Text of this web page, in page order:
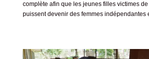
complète afin que les jeunes filles victimes
puissent devenir des femmes indépendantes